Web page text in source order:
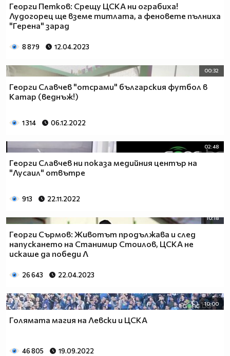
Георги Петков: Срещу ЦСКА ни ограбиха!
Лудогорец ще вземе титлата, а феновете пълниха
"Герена" зарад
8 879 12.04.2023
00:32
Георги Славчев "отсрами" българския футбол в
Катар (веднъж!)
1 314 06.12.2022
02:48
Георги Славчев ни показа медийния център на
"Лусаил" отвътре
913 22.11.2022
10:18
Георги Сърмов: Животът продължава и след
напускането на Станимир Стоилов, ЦСКА не
искаше да победи Л
26 643 22.04.2023
10:00
Голямата магия на Левски и ЦСКА
46 805 19.09.2022